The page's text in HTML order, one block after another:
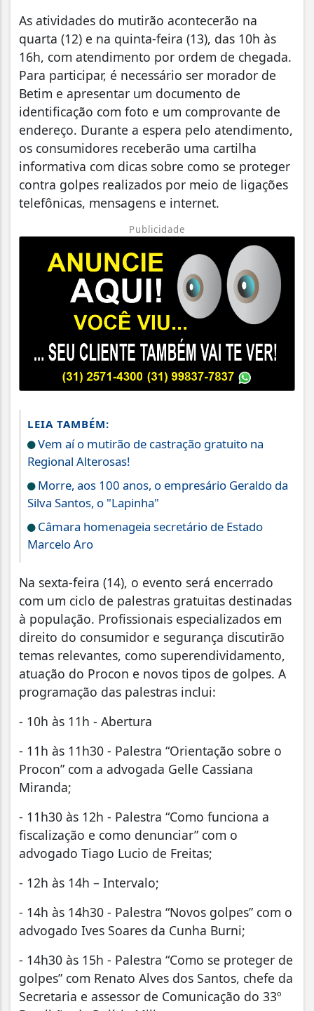
As atividades do mutirão acontecerão na
quarta (12) e na quinta-feira (13), das 10h às
16h, com atendimento por ordem de chegada.
Para participar, é necessário ser morador de
Betim e apresentar um documento de
identificação com foto e um comprovante de
endereço. Durante a espera pelo atendimento,
os consumidores receberão uma cartilha
informativa com dicas sobre como se proteger
contra golpes realizados por meio de ligações
telefônicas, mensagens e internet.
Publicidade
LEIA TAMBÉM:
Vem aí o mutirão de castração gratuito na
Regional Alterosas!
Morre, aos 100 anos, o empresário Geraldo da
Silva Santos, o "Lapinha"
Câmara homenageia secretário de Estado
Marcelo Aro
Na sexta-feira (14), o evento será encerrado
com um ciclo de palestras gratuitas destinadas
à população. Profissionais especializados em
direito do consumidor e segurança discutirão
temas relevantes, como superendividamento,
atuação do Procon e novos tipos de golpes. A
programação das palestras inclui:
- 10h às 11h - Abertura
- 11h às 11h30 - Palestra “Orientação sobre o
Procon” com a advogada Gelle Cassiana
Miranda;
- 11h30 às 12h - Palestra “Como funciona a
fiscalização e como denunciar” com o
advogado Tiago Lucio de Freitas;
- 12h às 14h – Intervalo;
- 14h às 14h30 - Palestra “Novos golpes” com o
advogado Ives Soares da Cunha Burni;
- 14h30 às 15h - Palestra “Como se proteger de
golpes” com Renato Alves dos Santos, chefe da
Secretaria e assessor de Comunicação do 33º